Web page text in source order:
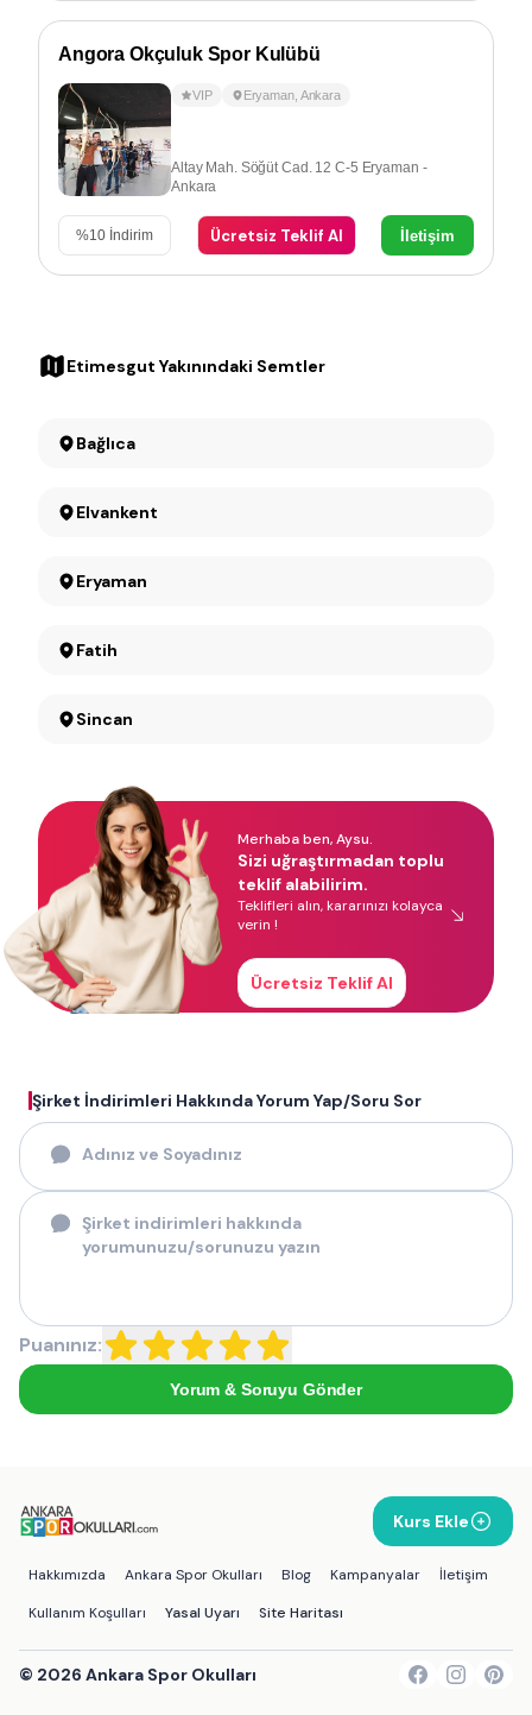
Angora Okçuluk Spor Kulübü
VIP Eryaman, Ankara
Altay Mah. Söğüt Cad. 12 C-5 Eryaman -
Ankara
%10 İndirim Ücretsiz Teklif Al İletişim
Etimesgut Yakınındaki Semtler
Bağlıca
Elvankent
Eryaman
Fatih
Sincan
Merhaba ben, Aysu.
Sizi uğraştırmadan toplu
teklif alabilirim.
Teklifleri alın, kararınızı kolayca
verin !
Ücretsiz Teklif Al
Şirket İndirimleri Hakkında Yorum Yap/Soru Sor
Puanınız:
Yorum & Soruyu Gönder
Kurs Ekle
Hakkımızda Ankara Spor Okulları Blog Kampanyalar
İletişim
Kullanım Koşulları
Yasal Uyarı Site Haritası
© 2026 Ankara Spor Okulları